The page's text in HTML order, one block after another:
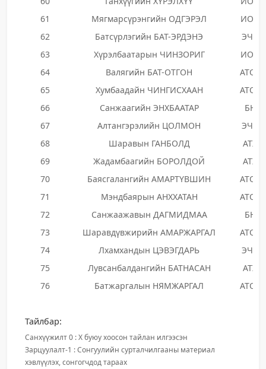
61
Мягмарсүрэнгийн ОДГЭРЭЛ
ИОНН
62
Батсүрлэгийн БАТ-ЭРДЭНЭ
ЭЧЭН
63
Хүрэлбаатарын ЧИНЗОРИГ
ИОНН
64
Валягийн БАТ-ОТГОН
АТОЗН
65
Хумбаадайн ЧИНГИСХААН
АТОЗН
66
Санжаагийн ЭНХБААТАР
БНН
67
Алтангэрэлийн ЦОЛМОН
ЭЧЭН
68
Шаравын ГАНБОЛД
АТХН
69
Жадамбаагийн БОРОЛДОЙ
АТХН
70
Баясгалангийн АМАРТҮВШИН
АТОЗН
71
Мэндбаярын АНХХАТАН
АТОЗН
72
Санжаажавын ДАГМИДМАА
БНН
73
Шаравдүвжирийн АМАРЖАРГАЛ
АТОЗН
74
Лхамхандын ЦЭВЭГДАРЬ
ЭЧЭН
75
Лувсанбалдангийн БАТНАСАН
АТХН
76
Батжаргалын НЯМЖАРГАЛ АТОЗН
Тайлбар:
Санхүүжилт 0 : X буюу хоосон тайлан илгээсэн
Зарцуулалт-1 : Сонгуулийн сурталчилгааны материал
хэвлүүлэх, сонгогчдод тараах